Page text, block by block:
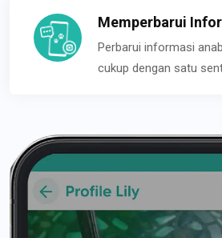
Memperbarui
Perbarui informasi
cukup dengan satu